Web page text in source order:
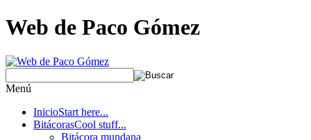
Web de Paco Gómez
Menú
InicioStart here...
BitácorasCool stuff...
Bitácora mundana